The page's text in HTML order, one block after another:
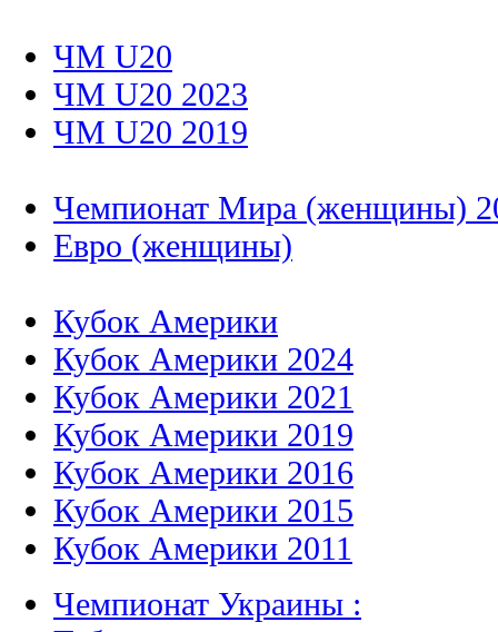
ЧМ U20
ЧМ U20 2023
ЧМ U20 2019
Чемпионат Мира (женщины)
Евро (женщины)
Кубок Америки
Кубок Америки 2024
Кубок Америки 2021
Кубок Америки 2019
Кубок Америки 2016
Кубок Америки 2015
Кубок Америки 2011
Чемпионат Украины :